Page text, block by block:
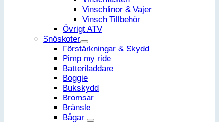
Vinschlinor & Vajer
Vinsch Tillbehör
Övrigt ATV
Snöskoter
Förstärkningar & Skydd
Pimp my ride
Batteriladdare
Boggie
Bukskydd
Bromsar
Bränsle
Bågar